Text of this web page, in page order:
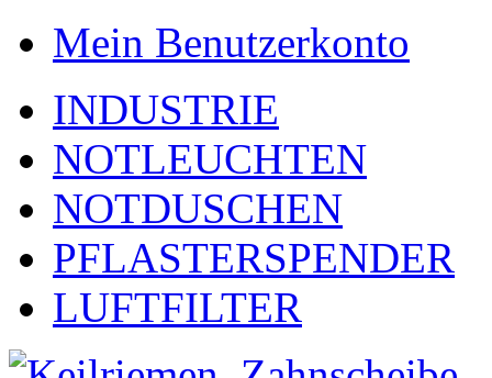
Mein Benutzerkonto
INDUSTRIE
NOTLEUCHTEN
NOTDUSCHEN
PFLASTERSPENDER
LUFTFILTER